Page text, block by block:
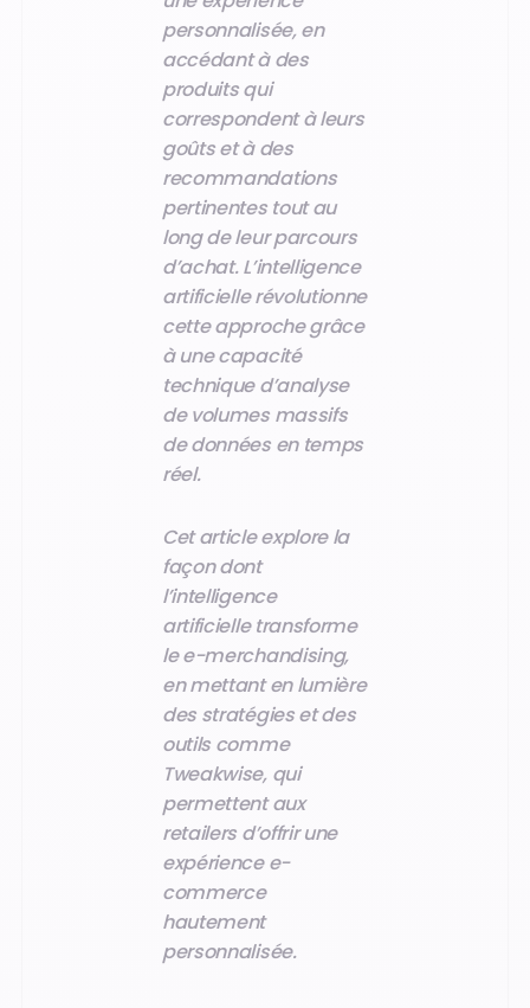
personnalisée, en
accédant à des
produits qui
correspondent à leurs
goûts et à des
recommandations
pertinentes tout au
long de leur parcours
d’achat. L’intelligence
artificielle révolutionne
cette approche grâce
à une capacité
technique d’analyse
de volumes massifs
de données en temps
réel.
Cet article explore la
façon dont
l’intelligence
artificielle transforme
le e-merchandising,
en mettant en lumière
des stratégies et des
outils comme
Tweakwise, qui
permettent aux
retailers d’offrir une
expérience e-
commerce
hautement
personnalisée.